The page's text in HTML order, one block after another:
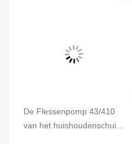
De Flessenpomp 43/410
van het huishoudenschuim